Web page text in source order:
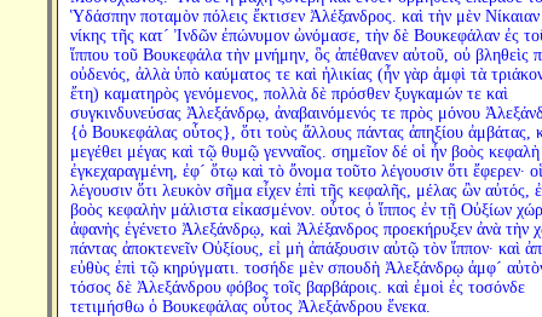
Ὑδάσπην ποταμὸν πόλεις ἔκτισεν Ἀλέξανδρος. καὶ τὴν μὲν Νίκαιαν
νίκης τῆς κατ´ Ἰνδῶν ἐπώνυμον ὠνόμασε, τὴν δὲ Βουκεφάλαν ἐς
ἵππου τοῦ Βουκεφάλα τὴν μνήμην, ὃς ἀπέθανεν αὐτοῦ, οὐ βληθεὶς
οὐδενός, ἀλλὰ ὑπὸ καύματος τε καὶ ἡλικίας (ἦν γὰρ ἀμφὶ τὰ
ἔτη) καματηρὸς γενόμενος, πολλὰ δὲ πρόσθεν ξυγκαμών τε καὶ
συγκινδυνεύσας Ἀλεξάνδρῳ, ἀναβαινόμενός τε πρὸς μόνου
{ὁ Βουκεφάλας οὗτος}, ὅτι τοὺς ἄλλους πάντας ἀπηξίου ἀμβάτας,
μεγέθει μέγας καὶ τῷ θυμῷ γενναῖος. σημεῖον δέ οἱ ἦν βοὸς κεφαλὴ
ἐγκεχαραγμένη, ἐφ´ ὅτῳ καὶ τὸ ὄνομα τοῦτο λέγουσιν ὅτι ἔφερεν·
λέγουσιν ὅτι λευκὸν σῆμα εἶχεν ἐπὶ τῆς κεφαλῆς, μέλας ὢν αὐτός,
βοὸς κεφαλὴν μάλιστα εἰκασμένον. οὗτος ὁ ἵππος ἐν τῇ Οὐξίων
ἀφανὴς ἐγένετο Ἀλεξάνδρῳ, καὶ Ἀλέξανδρος προεκήρυξεν ἀνὰ τὴν
πάντας ἀποκτενεῖν Οὐξίους, εἰ μὴ ἀπάξουσιν αὐτῷ τὸν ἵππον· καὶ
εὐθὺς ἐπὶ τῷ κηρύγματι. τοσήδε μὲν σπουδὴ Ἀλεξάνδρῳ ἀμφ´
τόσος δὲ Ἀλεξάνδρου φόβος τοῖς βαρβάροις. καὶ ἐμοὶ ἐς τοσόνδε
τετιμήσθω ὁ Βουκεφάλας οὗτος Ἀλεξάνδρου ἕνεκα.